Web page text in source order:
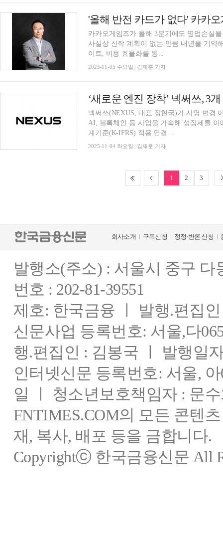
'올해 반전 카드가 없다' 카카
카카오게임즈가 올해 3분기에도 영업손실
사실상 신작 계획이 없는 만큼 내년을 기약해야 한다. 카카오게임즈는 올해
이트, 비용 효율화를 통...
2025-11-05 수요일 | 김재훈 기자
‘새로운 엔진 장착’ 넥써쓰, 3
넥써쓰(NEXUS, 대표 장현국)가 사명 변경
AI, 블록체인 등 사업을 가속해 성장세를 이어간다는 방침이다.
계기준(K-IFRS) 적용 연결...
2025-11-04 화요일 | 김재훈 기자
1 2 3
회사소개 구독신청 정정·반론 신청
발행소(주소) : 서울시 중구
번호 : 202-81-39551
제호: 한국금융 ㅣ 발행.편집
신문사업 등록번호: 서울,다
행.편집인 : 김봉국 ㅣ 발행일
인터넷신문 등록번호: 서울,
일 ㅣ 청소년보호책임자 : 문
FNTIMES.COM의 모든 콘텐
재, 복사, 배포 등을 금합니다.
Copyrightⓒ 한국금융신문 All